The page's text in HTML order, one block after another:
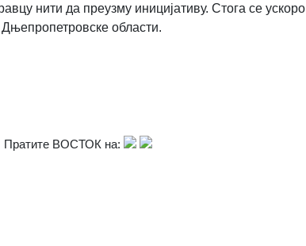
нити да преузму иницијативу. Стога се ускоро
Дњепропетровске области.
Пратите ВОСТОК на: